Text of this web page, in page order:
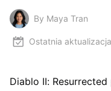
By Maya Tran
Ostatnia
Diablo II: